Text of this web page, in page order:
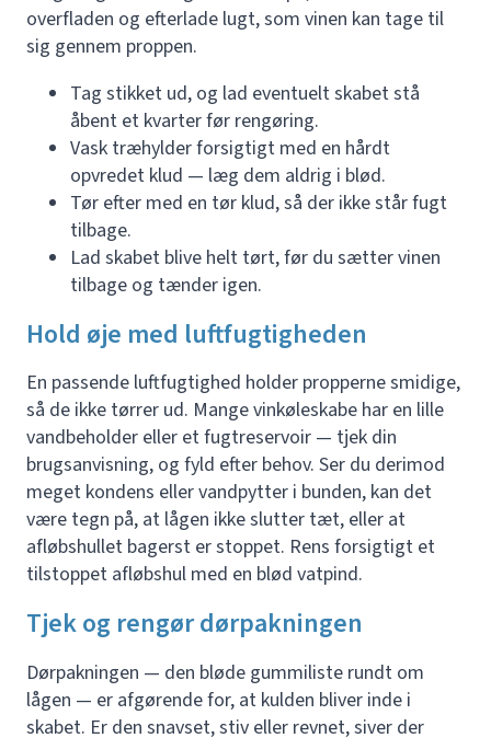
overfladen og efterlade lugt, som vinen kan tage til
sig gennem proppen.
Tag stikket ud, og lad eventuelt skabet stå
åbent et kvarter før rengøring.
Vask træhylder forsigtigt med en hårdt
opvredet klud — læg dem aldrig i blød.
Tør efter med en tør klud, så der ikke står fugt
tilbage.
Lad skabet blive helt tørt, før du sætter vinen
tilbage og tænder igen.
Hold øje med luftfugtigheden
En passende luftfugtighed holder propperne smidige,
så de ikke tørrer ud. Mange vinkøleskabe har en lille
vandbeholder eller et fugtreservoir — tjek din
brugsanvisning, og fyld efter behov. Ser du derimod
meget kondens eller vandpytter i bunden, kan det
være tegn på, at lågen ikke slutter tæt, eller at
afløbshullet bagerst er stoppet. Rens forsigtigt et
tilstoppet afløbshul med en blød vatpind.
Tjek og rengør dørpakningen
Dørpakningen — den bløde gummiliste rundt om
lågen — er afgørende for, at kulden bliver inde i
skabet. Er den snavset, stiv eller revnet, siver der